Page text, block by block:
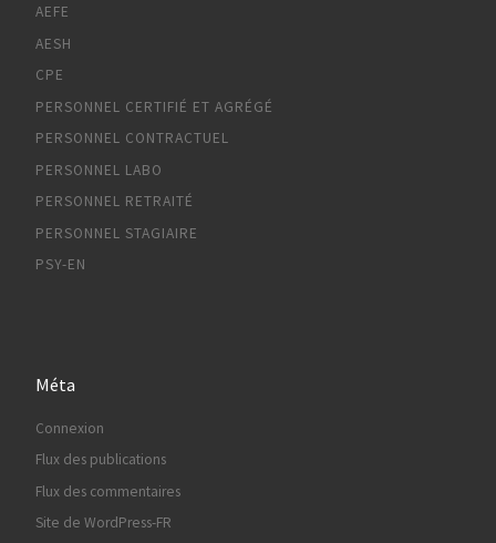
AEFE
AESH
CPE
PERSONNEL CERTIFIÉ ET AGRÉGÉ
PERSONNEL CONTRACTUEL
PERSONNEL LABO
PERSONNEL RETRAITÉ
PERSONNEL STAGIAIRE
PSY-EN
Méta
Connexion
Flux des publications
Flux des commentaires
Site de WordPress-FR